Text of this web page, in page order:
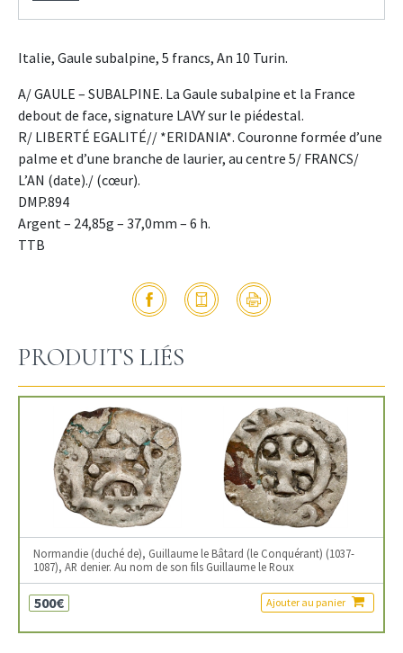
Italie, Gaule subalpine, 5 francs, An 10 Turin.
A/ GAULE – SUBALPINE. La Gaule subalpine et la France
debout de face, signature LAVY sur le piédestal.
R/ LIBERTÉ EGALITÉ// *ERIDANIA*. Couronne formée d’une
palme et d’une branche de laurier, au centre 5/ FRANCS/
L’AN (date)./ (cœur).
DMP.894
Argent – 24,85g – 37,0mm – 6 h.
TTB
PRODUITS LIÉS
Normandie (duché de), Guillaume le Bâtard (le Conquérant) (1037-
1087), AR denier. Au nom de son fils Guillaume le Roux
500€ Ajouter au panier